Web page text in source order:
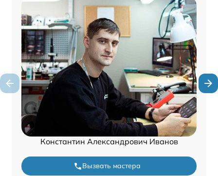
Константин Александрович Иванов
Вызвать мастера